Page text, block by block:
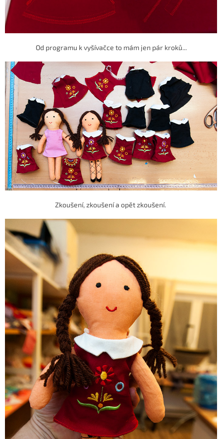
Od programu k vyšívačce to mám jen pár kroků...
Zkoušení, zkoušení a opět zkoušení.